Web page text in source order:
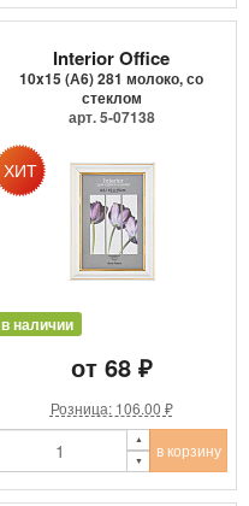
Interior Office
10x15 (А6) 281 молоко, со
стеклом
арт. 5-07138
в наличии
от 68 ₽
Розница: 106.00 ₽
в корзину